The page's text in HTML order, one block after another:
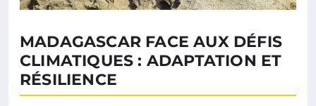
MADAGASCAR FACE AUX DÉFIS
CLIMATIQUES : ADAPTATION ET
RÉSILIENCE